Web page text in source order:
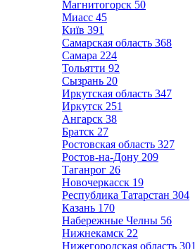
Магнитогорск 50
Миасс 45
Київ 391
Самарская область 368
Самара 224
Тольятти 92
Сызрань 20
Иркутская область 347
Иркутск 251
Ангарск 38
Братск 27
Ростовская область 327
Ростов-на-Дону 209
Таганрог 26
Новочеркасск 19
Республика Татарстан 304
Казань 170
Набережные Челны 56
Нижнекамск 22
Нижегородская область 301